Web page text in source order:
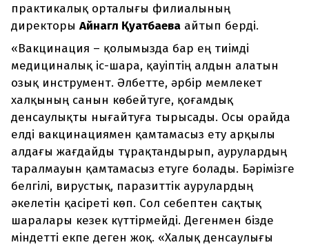
практикалық орталығы филиалының
директоры Айнагүл Қуатбаева айтып берді.
«Вакцинация – қолымызда бар ең тиімді
медициналық іс-шара, қауіптің алдын алатын
озық инструмент. Әлбетте, әрбір мемлекет
халқының санын көбейтуге, қоғамдық
денсаулықты нығайтуға тырысады. Осы орайда
елді вакцинациямен қамтамасыз ету арқылы
алдағы жағдайды тұрақтандырып, аурулардың
таралмауын қамтамасыз етуге болады. Бәрімізге
белгілі, вирустық, паразиттік аурулардың
әкелетін қасіреті көп. Сол себептен сақтық
шаралары кезек күттірмейді. Дегенмен бізде
міндетті екпе деген жоқ. «Халық денсаулығы